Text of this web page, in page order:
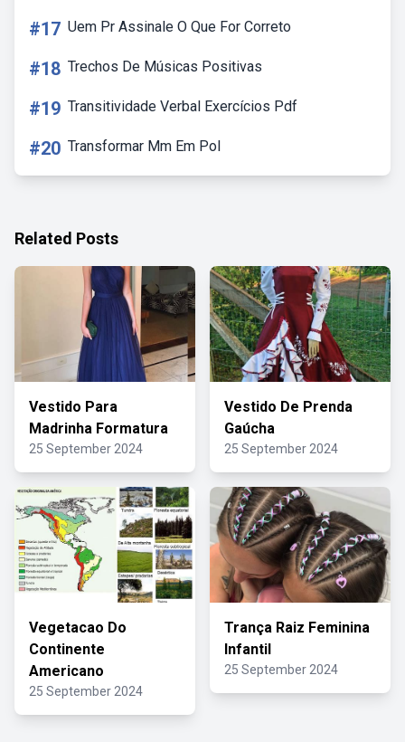
#17 Uem Pr Assinale O Que For Correto
#18 Trechos De Músicas Positivas
#19 Transitividade Verbal Exercícios Pdf
#20 Transformar Mm Em Pol
Related Posts
Vestido Para
Madrinha Formatura
25 September 2024
Vestido De Prenda
Gaúcha
25 September 2024
Vegetacao Do
Continente
Americano
25 September 2024
Trança Raiz Feminina
Infantil
25 September 2024